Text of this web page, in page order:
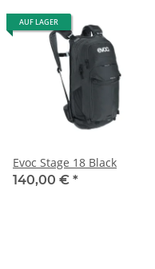
AUF LAGER
Evoc Stage 18 Black
140,00 € *